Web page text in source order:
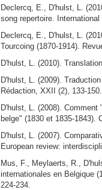
Declercq, E., D'hulst, L.
song repertoire.
Declercq, E., D'hulst, L.
Tourcoing (1870-1914).
D'hulst, L. (2010).
D'hulst, L. (2009).
Rédaction, XXII (2), 133-150.
D'hulst, L. (2008).
belge" (1830 et 1835-1843).
D'hulst, L. (2007).
European review:
Mus, F., Meylaerts, R.,
internationales en Belgique
224-234.